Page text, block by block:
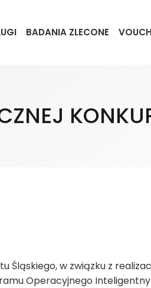
BADANIA ZLECONE
Śląskiego, w związku z
Operacyjnego